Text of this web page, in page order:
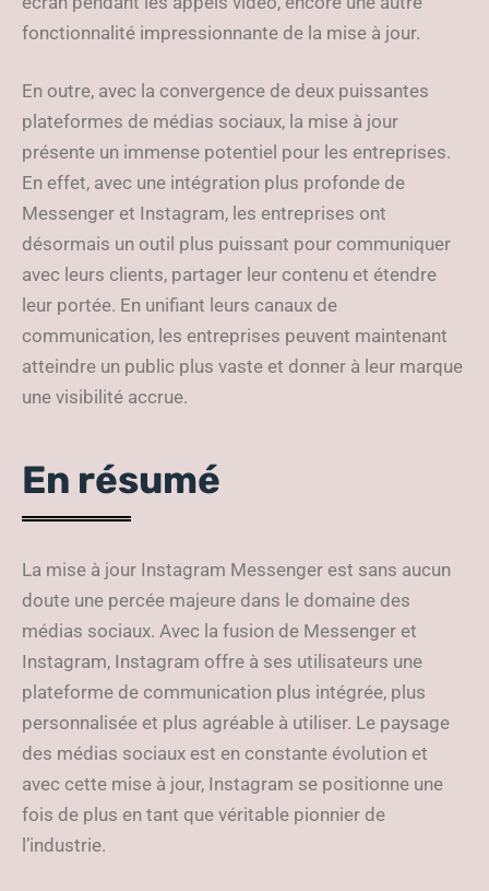
fonctionnalité impressionnante de la mise à jour.
En outre, avec la convergence de deux puissantes
plateformes de médias sociaux, la mise à jour
présente un immense potentiel pour les entreprises.
En effet, avec une intégration plus profonde de
Messenger et Instagram, les entreprises ont
désormais un outil plus puissant pour communiquer
avec leurs clients, partager leur contenu et étendre
leur portée. En unifiant leurs canaux de
communication, les entreprises peuvent maintenant
atteindre un public plus vaste et donner à leur marque
une visibilité accrue.
En résumé
La mise à jour Instagram Messenger est sans aucun
doute une percée majeure dans le domaine des
médias sociaux. Avec la fusion de Messenger et
Instagram, Instagram offre à ses utilisateurs une
plateforme de communication plus intégrée, plus
personnalisée et plus agréable à utiliser. Le paysage
des médias sociaux est en constante évolution et
avec cette mise à jour, Instagram se positionne une
fois de plus en tant que véritable pionnier de
l’industrie.